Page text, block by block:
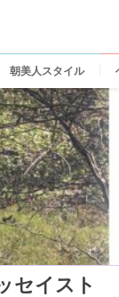
朝美人スタイル
セイスト